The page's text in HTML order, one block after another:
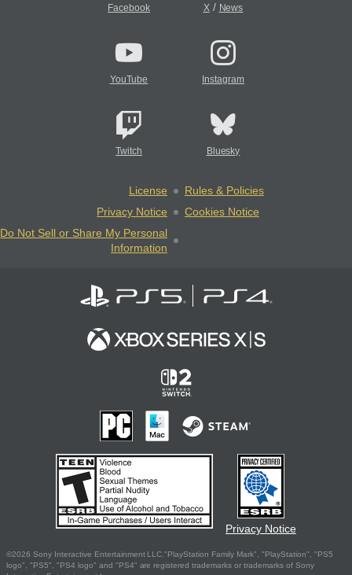
Facebook X/ News
YouTube Instagram
Twitch Bluesky
License
Rules & Policies
Privacy Notice
Cookies Notice
Do Not Sell or Share My Personal
Information
Privacy Notice
©2026 Sony Interactive Entertainment LLC."PlayStation Family Mark", "PlayStation", "PS5
logo", "PS5", "PS4 logo" and "PS4" are registered trademarks or trademarks of Sony